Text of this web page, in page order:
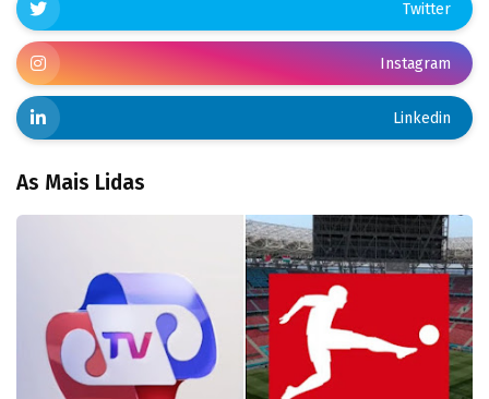
Twitter
Instagram
Linkedin
As Mais Lidas